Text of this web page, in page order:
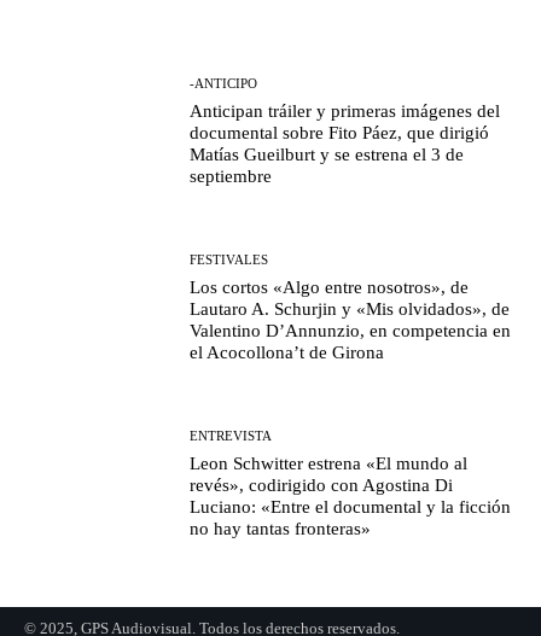
-ANTICIPO
Anticipan tráiler y primeras imágenes del
documental sobre Fito Páez, que dirigió
Matías Gueilburt y se estrena el 3 de
septiembre
FESTIVALES
Los cortos «Algo entre nosotros», de
Lautaro A. Schurjin y «Mis olvidados», de
Valentino D’Annunzio, en competencia en
el Acocollona’t de Girona
ENTREVISTA
Leon Schwitter estrena «El mundo al
revés», codirigido con Agostina Di
Luciano: «Entre el documental y la ficción
no hay tantas fronteras»
© 2025, GPS Audiovisual. Todos los derechos reservados.